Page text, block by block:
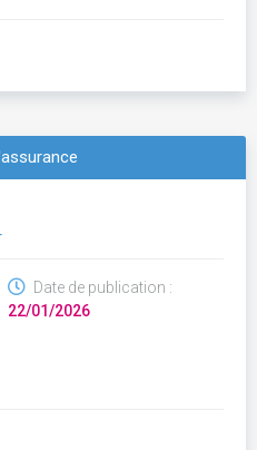
Date de publication :
22/01/2026